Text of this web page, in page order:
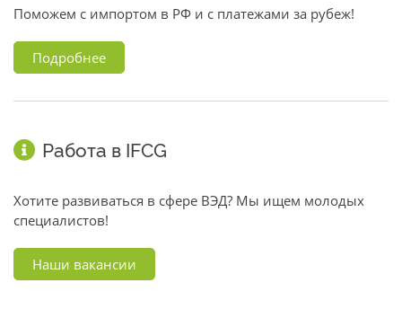
Поможем с импортом в РФ и с платежами за рубеж!
Подробнее
Работа в IFCG
Хотите развиваться в сфере ВЭД? Мы ищем молодых
специалистов!
Наши вакансии